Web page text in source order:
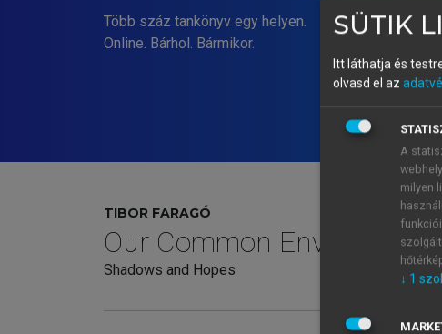
Több száz tankönyv egy helyen.
Online. Bárhol. Bármikor.
TIBOR FARAGÓ
Our Common
Shadows and Hopes
SÜTIK
Itt láthatja és
olvasd el az
A
milyen
↓ 1